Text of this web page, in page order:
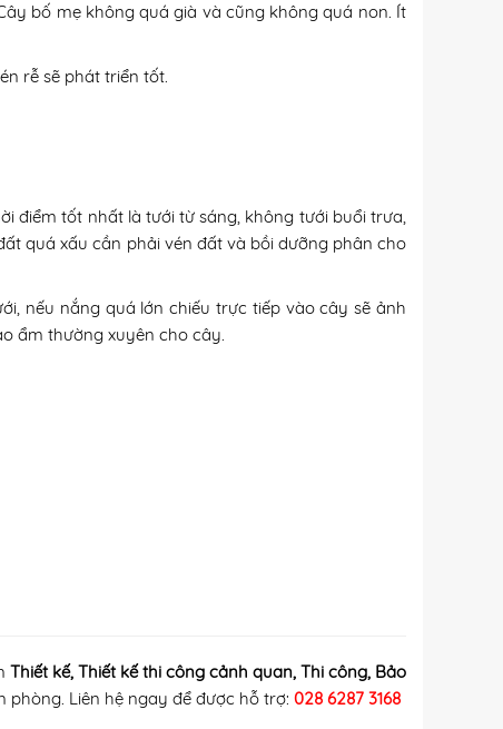
bố mẹ không quá già và cũng không quá non. Ít
rễ sẽ phát triển tốt.
điểm tốt nhất là tưới từ sáng, không tưới buổi trưa,
quá xấu cần phải vén đất và bồi dưỡng phân cho
nếu nắng quá lớn chiếu trực tiếp vào cây sẽ ảnh
ẩm thường xuyên cho cây.
Thiết kế, Thiết kế thi công cảnh quan, Thi công, Bảo
phòng. Liên hệ ngay để được hỗ trợ: 028 6287 3168